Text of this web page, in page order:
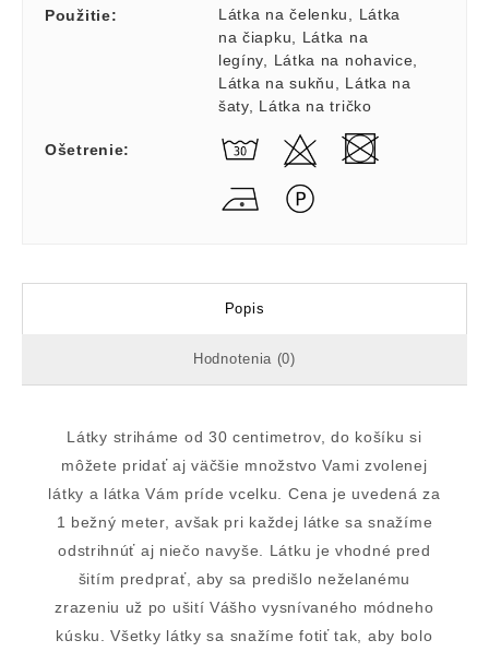
Použitie: Látka na čelenku
Látka
na čiapku
Látka na
legíny
Látka na nohavice
Látka na sukňu
Látka na
šaty, Látka na tričko
Ošetrenie:
Popis
Hodnotenia (0)
Látky striháme od 30 centimetrov, do košíku si
môžete pridať aj väčšie množstvo Vami zvolenej
látky a látka Vám príde vcelku. Cena je uvedená za
1 bežný meter, avšak pri každej látke sa snažíme
odstrihnúť aj niečo navyše. Látku je vhodné pred
šitím predprať, aby sa predišlo neželanému
zrazeniu už po ušití Vášho vysnívaného módneho
kúsku. Všetky látky sa snažíme fotiť tak, aby bolo